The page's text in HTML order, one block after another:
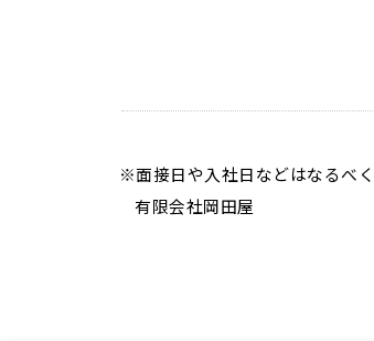
※面接日や入社日などはなるべ
有限会社岡田屋